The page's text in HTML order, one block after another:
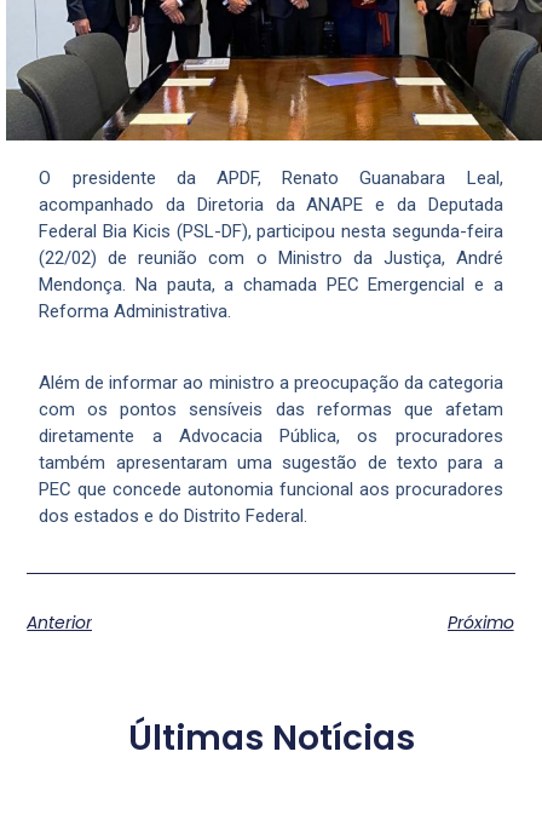
O presidente da APDF, Renato Guanabara Leal,
acompanhado da Diretoria da ANAPE e da Deputada
Federal Bia Kicis (PSL-DF), participou nesta segunda-feira
(22/02) de reunião com o Ministro da Justiça, André
Mendonça. Na pauta, a chamada PEC Emergencial e a
Reforma Administrativa.
Além de informar ao ministro a preocupação da categoria
com os pontos sensíveis das reformas que afetam
diretamente a Advocacia Pública, os procuradores
também apresentaram uma sugestão de texto para a
PEC que concede autonomia funcional aos procuradores
dos estados e do Distrito Federal.
Anterior Próximo
Últimas Notícias